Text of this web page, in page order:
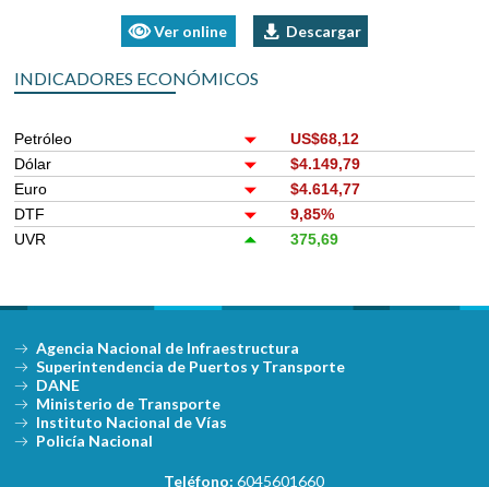
Ver online Descargar
INDICADORES ECONÓMICOS
Petróleo
US$68,12
Dólar
$4.149,79
Euro
$4.614,77
DTF
9,85%
UVR
375,69
Agencia Nacional de Infraestructura
Superintendencia de Puertos y Transporte
DANE
Ministerio de Transporte
Instituto Nacional de Vías
Policía Nacional
Teléfono: 6045601660